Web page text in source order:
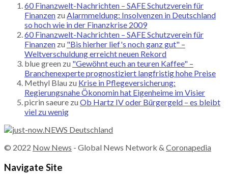
60 Finanzwelt-Nachrichten – SAFE Schutzverein für
Finanzen zu Alarmmeldung: Insolvenzen in Deutschland
so hoch wie in der Finanzkrise 2009
60 Finanzwelt-Nachrichten – SAFE Schutzverein für
Finanzen zu "Bis hierher lief's noch ganz gut" –
Weltverschuldung erreicht neuen Rekord
blue green zu "Gewöhnt euch an teuren Kaffee" –
Branchenexperte prognostiziert langfristig hohe Preise
Methyl Blau zu Krise in Pflegeversicherung:
Regierungsnahe Ökonomin hat Eigenheime im Visier
picrin saeure zu Ob Hartz IV oder Bürgergeld – es bleibt
viel zu wenig
© 2022 Now News - Global News Network & Coronapedia
Navigate Site